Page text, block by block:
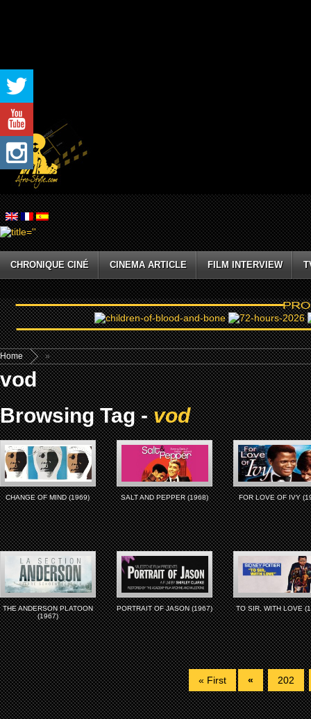
CHRONIQUE CINÉ CINEMA ARTICLE FILM INTERVIEW
Home »
vod
Browsing Tag -vod
CHANGE OF MIND (1969) SALT AND PEPPER (1968) FOR LOVE OF IVY
THE ANDERSON PLATOON
(1967)
PORTRAIT OF JASON (1967) TO SIR, WITH LOVE
« First « 202